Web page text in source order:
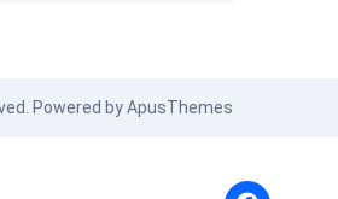
Powered byApusThemes